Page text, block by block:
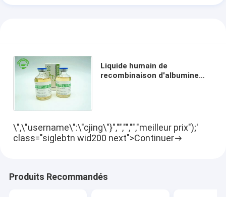
Liquide humain de
recombinaison d'albumine
\",\"username\":\"cjing\"}","","","","meilleur prix");'
class="siglebtn wid200 next">Continuer
Produits Recommandés